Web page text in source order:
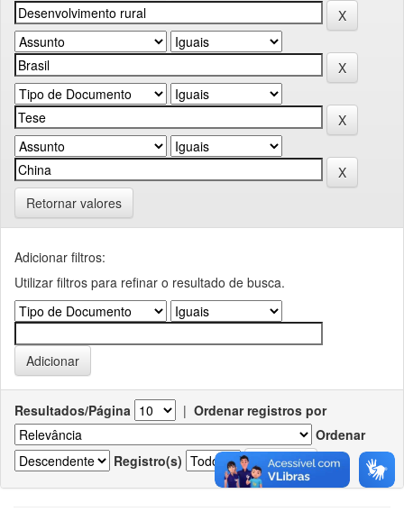
Retornar valores
Adicionar filtros:
Utilizar filtros para refinar o resultado de busca.
Resultados/Página | Ordenar registros por
Ordenar
Registro(s)